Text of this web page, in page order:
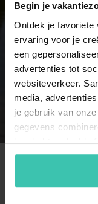
Begin je
Ontdek je favoriete
ervaring voor je
een
advertenties tot
websiteverkeer.
media,
je gebruik van
gegevens
hen hebt gedeeld
van je gebruik van
jouw
2 Ferienhäuser
13 Personen
2 Ferienhäuser
Häufig